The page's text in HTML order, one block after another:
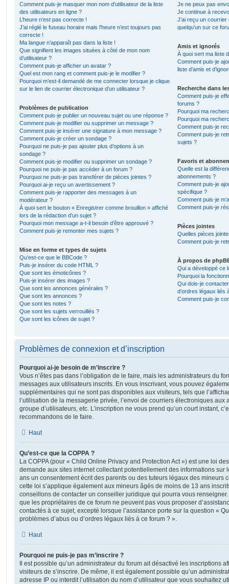
Comment puis-je masquer mon nom d’utilisateur de la liste
des utilisateurs en ligne ?
L’heure n’est pas correcte !
J’ai réglé le fuseau horaire mais l’heure n’est toujours pas
correcte !
Ma langue n’apparaît pas dans la liste !
Que signifient les images situées à côté de mon nom
d’utilisateur ?
Comment puis-je afficher un avatar ?
Quel est mon rang et comment puis-je le modifier ?
Pourquoi m’est-il demandé de me connecter lorsque je clique
sur le lien de courrier électronique d’un utilisateur ?
Problèmes de publication
Comment puis-je publier un nouveau sujet ou une réponse ?
Comment puis-je modifier ou supprimer un message ?
Comment puis-je insérer une signature à mon message ?
Comment puis-je créer un sondage ?
Pourquoi ne puis-je pas ajouter plus d’options à un
sondage ?
Comment puis-je modifier ou supprimer un sondage ?
Pourquoi ne puis-je pas accéder à un forum ?
Pourquoi ne puis-je pas transférer de pièces jointes ?
Pourquoi ai-je reçu un avertissement ?
Comment puis-je rapporter des messages à un
modérateur ?
À quoi sert le bouton « Enregistrer comme brouillon » affiché
lors de la rédaction d’un sujet ?
Pourquoi mon message a-t-il besoin d’être approuvé ?
Comment puis-je remonter mes sujets ?
Mise en forme et types de sujets
Qu’est-ce que le BBCode ?
Puis-je insérer du code HTML ?
Que sont les émoticônes ?
Puis-je insérer des images ?
Que sont les annonces générales ?
Que sont les annonces ?
Que sont les notes ?
Que sont les sujets verrouillés ?
Que sont les icônes de sujet ?
Je ne peux pas
Je continue à
J’ai reçu un
quelqu’un sur ce
Amis et ignorés
À quoi sert ma liste
Comment puis-je
liste d’amis et
Recherche dans
Comment puis-je
forums ?
Pourquoi ma
Pourquoi ma
Comment puis-je
Comment puis-je
sujets ?
Favoris et
Quelle est la
abonnements ?
Comment puis-je
spécifique ?
Comment puis-je
Comment puis-je
Pièces jointes
Quelles pièces
Comment puis-je
À propos de
Qui a développé ce
Pourquoi la
Qui dois-je
d’ordres légaux liés
Comment puis-je
Problèmes de connexion et d’inscription
Pourquoi ai-je besoin de m’inscrire ?
Vous n’êtes pas dans l’obligation de le faire, mais les administrateurs du
messages aux utilisateurs inscrits. En vous inscrivant, vous pouvez
supplémentaires qui ne sont pas disponibles aux visiteurs, tels que
l’utilisation de la messagerie privée, l’envoi de courriers électroniques aux
groupe d’utilisateurs, etc. L’inscription ne vous prend qu’un court instant,
recommandons de le faire.
Haut
Qu’est-ce que la COPPA ?
La COPPA (pour « Child Online Privacy and Protection Act ») est une loi
demande aux sites internet collectant potentiellement des informations sur
ans un consentement écrit des parents ou des tuteurs légaux des mineurs
cette loi s’applique également aux mineurs âgés de moins de 13 ans
conseillons de contacter un conseiller juridique qui pourra vous
que les propriétaires de ce forum ne peuvent pas vous proposer
contactés à ce sujet, excepté lorsque l’assistance porte sur la question «
problèmes d’abus ou d’ordres légaux liés à ce forum ? ».
Haut
Pourquoi ne puis-je pas m’inscrire ?
Il est possible qu’un administrateur du forum ait désactivé les inscriptions
visiteurs de s’inscrire. De même, il est également possible qu’un
adresse IP ou interdit l’utilisation du nom d’utilisateur que vous souhaitez